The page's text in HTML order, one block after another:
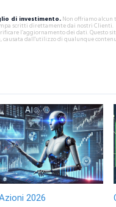
di investimento.Non offriamo alcun
scritti direttamente dai nostri Clienti.
l’aggiornamento dei dati. Questo
dall'utilizzo di qualunque
2026